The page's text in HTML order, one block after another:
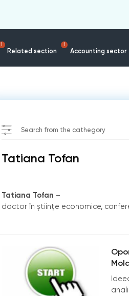
1
Related section
1
Accounting sector
Search from the cathegory
Tatiana Tofan
Tatiana Tofan –
doctor în științe economice,